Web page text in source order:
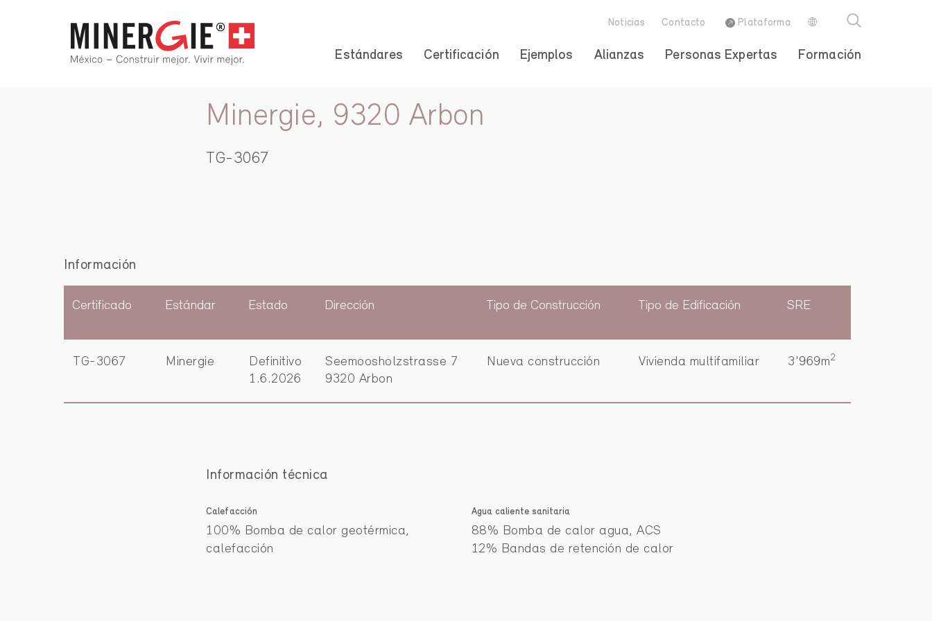
Estándares Certificación Ejemplos Alianzas Personas Expertas Formación
Noticias Contacto Plataforma
Minergie, 9320 Arbon
TG-3067
Información
Certificado Estándar Estado Dirección Tipo de Construcción Tipo de Edificación SRE
TG-3067 Minergie
Definitivo
1.6.2026
Seemoosholzstrasse 7
9320 Arbon
Nueva construcción Vivienda multifamiliar 3'969m2
Información técnica
Calefacción
100% Bomba de calor geotérmica,
calefacción
Agua caliente sanitaria
88% Bomba de calor agua, ACS
12% Bandas de retención de calor